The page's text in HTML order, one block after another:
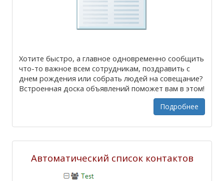
Хотите быстро, а главное одновременно сообщить
что-то важное всем сотрудникам, поздравить с
днем рождения или собрать людей на совещание?
Встроенная доска объявлений поможет вам в этом!
Подробнее
Автоматический список контактов